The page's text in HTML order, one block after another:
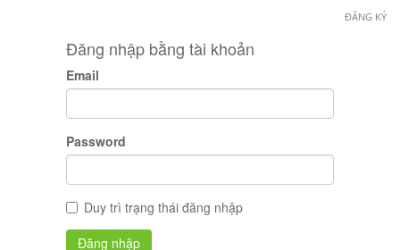
ĐĂNG KÝ
Đăng nhập bằng tài khoản
Email
Password
Duy trì trạng thái đăng nhập